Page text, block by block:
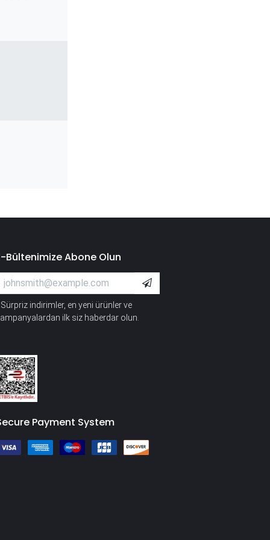
Bültenimize Abone Olun
Sürpriz indirimler, en yeni ürünler ve
ilk siz haberdar olun.
Payment System